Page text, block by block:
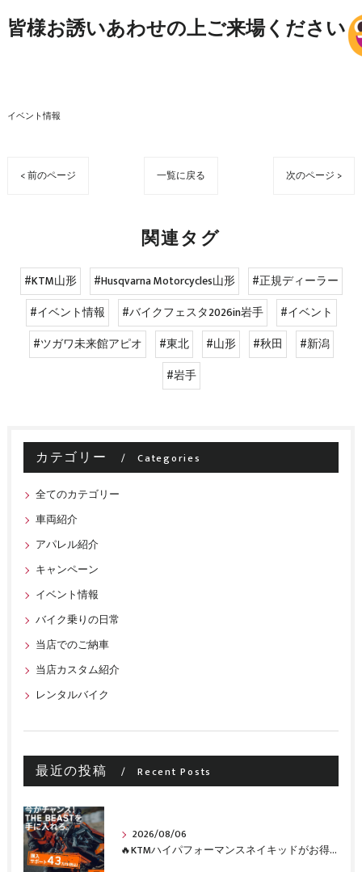
皆様お誘いあわせの上ご来場ください
イベント情報
< 前のページ 一覧に戻る 次のページ >
関連タグ
#KTM山形 #Husqvarna Motorcycles山形
#正規ディーラー
#イベント情報
#バイクフェスタ2026in岩手
#イベント
#ツガワ未来館アピオ
#東北 #山形 #秋田
#新潟
#岩手
カテゴリー Categories
全てのカテゴリー
車両紹介
アパレル紹介
キャンペーン
イベント情報
バイク乗りの日常
当店でのご納車
当店カスタム紹介
レンタルバイク
最近の投稿 Recent Posts
2026/08/06
🔥KTMハイパフォーマンスネイキッドがお得に手に入るチャンス🔥